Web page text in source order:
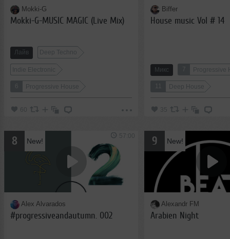
Mokki-G
Mokki-G-MUSIC MAGIC (Live Mix)
Лайв Deep Techno
Indie Electronic
6 Progressive House
60
Biffer
House music Vol # 14
Микс 7 Progressive
11 Deep House
35
8 New!
Alex Alvarados
#progressiveandautumn. 002
57:00 9 New!
Alexandr FM
Arabien Night